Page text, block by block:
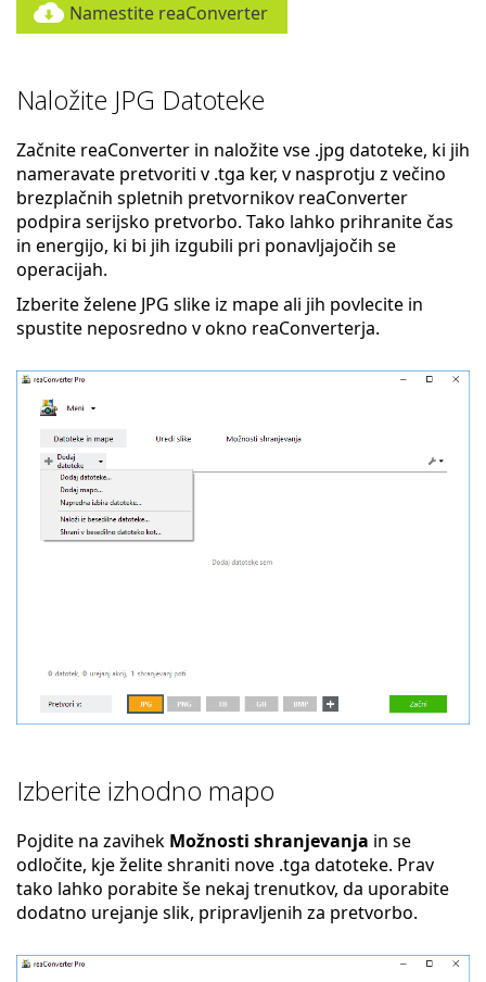
Namestite reaConverter
Naložite JPG Datoteke
Začnite reaConverter in naložite vse .jpg datoteke, ki jih
nameravate pretvoriti v .tga ker, v nasprotju z večino
brezplačnih spletnih pretvornikov reaConverter
podpira serijsko pretvorbo. Tako lahko prihranite čas
in energijo, ki bi jih izgubili pri ponavljajočih se
operacijah.
Izberite želene JPG slike iz mape ali jih povlecite in
spustite neposredno v okno reaConverterja.
Izberite izhodno mapo
Pojdite na zavihek Možnosti shranjevanja in se
odločite, kje želite shraniti nove .tga datoteke. Prav
tako lahko porabite še nekaj trenutkov, da uporabite
dodatno urejanje slik, pripravljenih za pretvorbo.